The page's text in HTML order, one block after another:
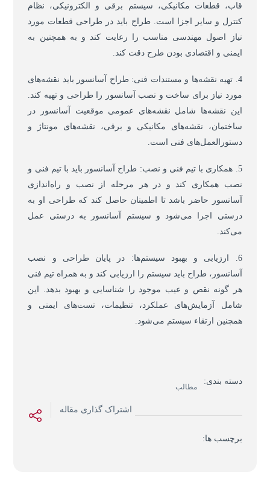
قاب، قطعات مکانیکی، سیستم برقی و الکترونیکی، نظام
کنترل و سایر اجزا است. طراح باید در طراحی قطعات مورد
نیاز اصول مهندسی مناسب را رعایت کند و به همچنین به
ایمنی و اقتصادی بودن طرح دقت کند.
4. تهیه نقشه‌ها و مستندات فنی: طراح آسانسور باید نقشه‌های
مورد نیاز برای ساخت و نصب آسانسور را طراحی و تهیه کند.
این نقشه‌ها شامل نقشه‌های عمومی موقعیت آسانسور در
ساختمان، نقشه‌های مکانیکی و برقی، نقشه‌های مونتاژ و
دستورالعمل‌های فنی است.
5. همکاری با تیم فنی و نصب: طراح آسانسور باید با تیم فنی و
نصب همکاری کند و در هر مرحله از نصب و راه‌اندازی
آسانسور حاضر باشد تا اطمینان حاصل کند که طراحی او به
درستی اجرا می‌شود و سیستم آسانسور به درستی عمل
می‌کند.
6. ارزیابی و بهبود سیستم‌ها: در پایان طراحی و نصب
آسانسور، طراح باید سیستم را ارزیابی کند و به همراه تیم فنی
هر گونه نقص و عیب موجود را شناسایی و بهبود بدهد. این
شامل آزمایش‌های عملکرد، تنظیمات، تست‌های ایمنی و
همچنین ارتقاء سیستم می‌شود.
دسته بندی:
مطالب
اشتراک گذاری مقاله
برچسب ها: